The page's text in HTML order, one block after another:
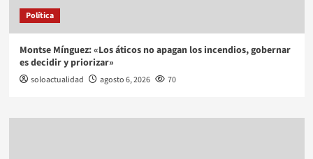
Política
Montse Mínguez: «Los áticos no apagan los incendios, gobernar
es decidir y priorizar»
soloactualidad agosto 6, 2026 70